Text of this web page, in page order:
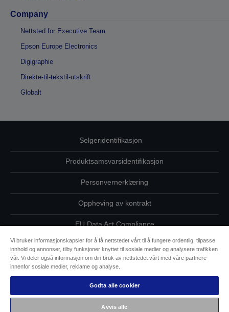
Company
Nettsted for Executive Team
Epson Europe Electronics
Digigraphie
Direkte-til-tekstil-utskrift
Globalt
Selgeridentifikasjon
Produktsamsvarsidentifikasjon
Personvernerklæring
Oppheving av kontrakt
EU Data Act Compliance
Ta kontakt med oss vedrørende personopplysningene dine
Informasjon om informasjonskapsler
Epsons forpliktelse til tilgjengelighet
Vi bruker informasjonskapsler for å få nettstedet vårt til å fungere ordentlig, tilpasse
innhold og annonser, tilby funksjoner knyttet til sosiale medier og analysere trafikken
vår. Vi deler også informasjon om din bruk av nettstedet vårt med våre partnere
innenfor sosiale medier, reklame og analyse.
Godta alle cookier
Avvis alle